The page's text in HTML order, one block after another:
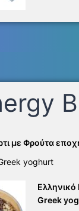
με Φρούτα
yoghurt
Ελληνικό
Greek